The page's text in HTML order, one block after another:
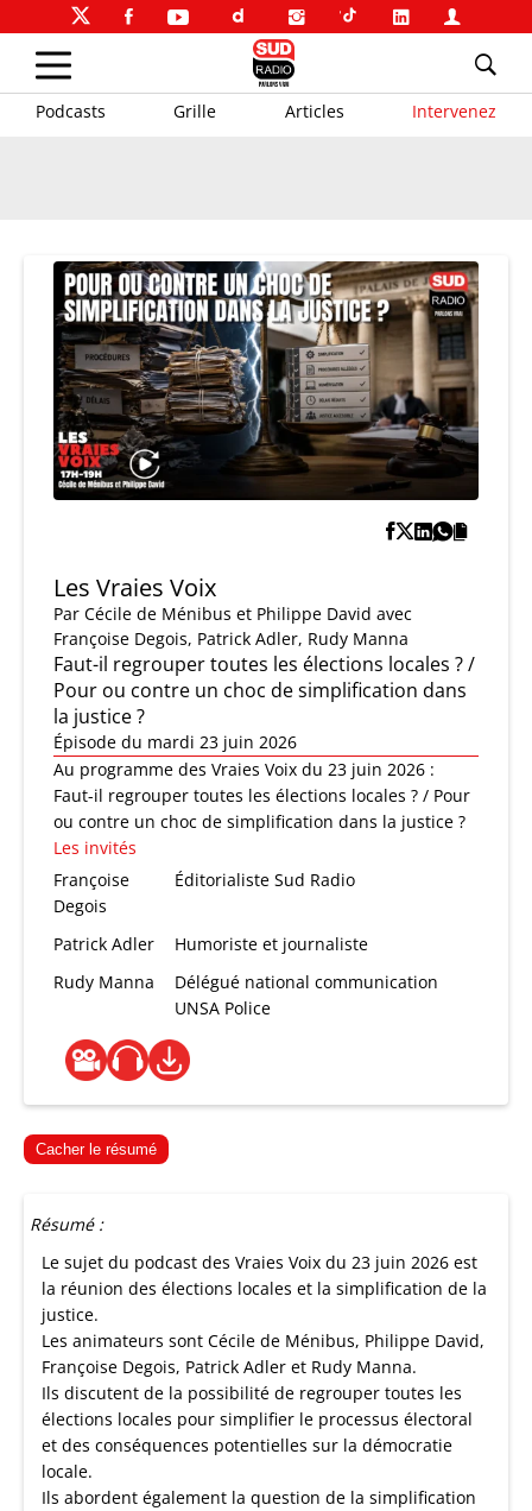
Podcasts Grille Articles Intervenez
Les Vraies Voix
Par Cécile de Ménibus et Philippe David avec
Françoise Degois, Patrick Adler, Rudy Manna
Faut-il regrouper toutes les élections locales ? /
Pour ou contre un choc de simplification dans
la justice ?
Épisode du mardi 23 juin 2026
Au programme des Vraies Voix du 23 juin 2026 :
Faut-il regrouper toutes les élections locales ? / Pour
ou contre un choc de simplification dans la justice ?
Les invités
Françoise
Degois
Éditorialiste Sud Radio
Patrick Adler
Humoriste et journaliste
Rudy Manna
Délégué national communication
UNSA Police
Cacher le résumé
Résumé :
Le sujet du podcast des Vraies Voix du 23 juin 2026 est
la réunion des élections locales et la simplification de la
justice.
Les animateurs sont Cécile de Ménibus, Philippe David,
Françoise Degois, Patrick Adler et Rudy Manna.
Ils discutent de la possibilité de regrouper toutes les
élections locales pour simplifier le processus électoral
et des conséquences potentielles sur la démocratie
locale.
Ils abordent également la question de la simplification